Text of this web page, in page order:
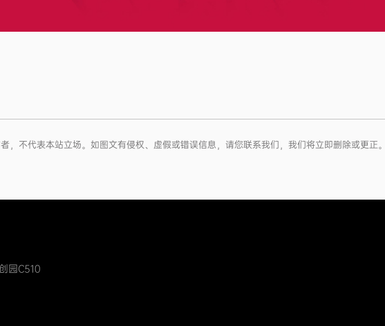
不代表本站立场。如图文有侵权、虚假或错误信息，请您联系我们，我们将立即删除或更正。
园C510